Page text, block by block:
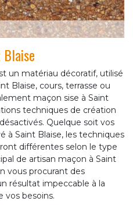
un matériau décoratif, utilisé
Blaise, cours, terrasse ou
maçon sise à Saint
techniques de création
Quelque soit vos
à Saint Blaise, les techniques
différentes selon le type
de artisan maçon à Saint
vous procurant des
résultat impeccable à la
vos besoins.